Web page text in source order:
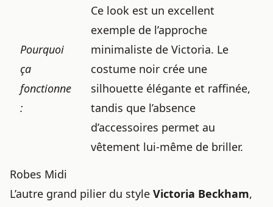
Pourquoi
ça
fonctionne
:
Ce look est un excellent
exemple de l’approche
minimaliste de Victoria. Le
costume noir crée une
silhouette élégante et raffinée,
tandis que l’absence
d’accessoires permet au
vêtement lui-même de briller.
Robes Midi
L’autre grand pilier du style Victoria Beckham,